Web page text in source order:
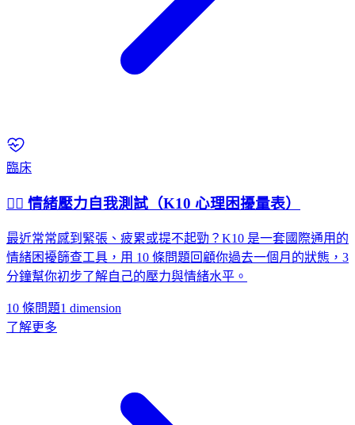
臨床
😮‍💨 情緒壓力自我測試（K10 心理困擾量表）
最近常常感到緊張、疲累或提不起勁？K10 是一套國際通用的
情緒困擾篩查工具，用 10 條問題回顧你過去一個月的狀態，3
分鐘幫你初步了解自己的壓力與情緒水平。
10 條問題1 dimension
了解更多